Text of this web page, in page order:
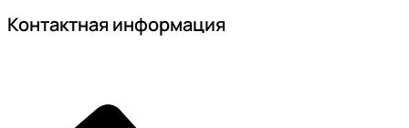
Контактная информация